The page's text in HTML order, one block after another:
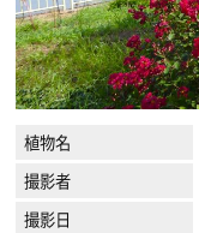
植物名
撮影者
撮影日